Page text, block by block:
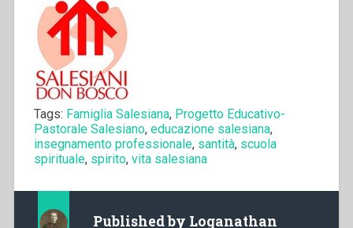
Tags: Famiglia Salesiana, Progetto Educativo-
Pastorale Salesiano, educazione salesiana,
insegnamento professionale, santità, scuola
spirituale, spirito, vita salesiana
Published by Loganathan